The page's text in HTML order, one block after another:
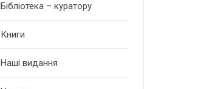
Бібліотека – куратору
Книги
Наші видання